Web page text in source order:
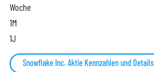
Woche
1M
1J
Snowflake Inc. Aktie Kennzahlen und Details